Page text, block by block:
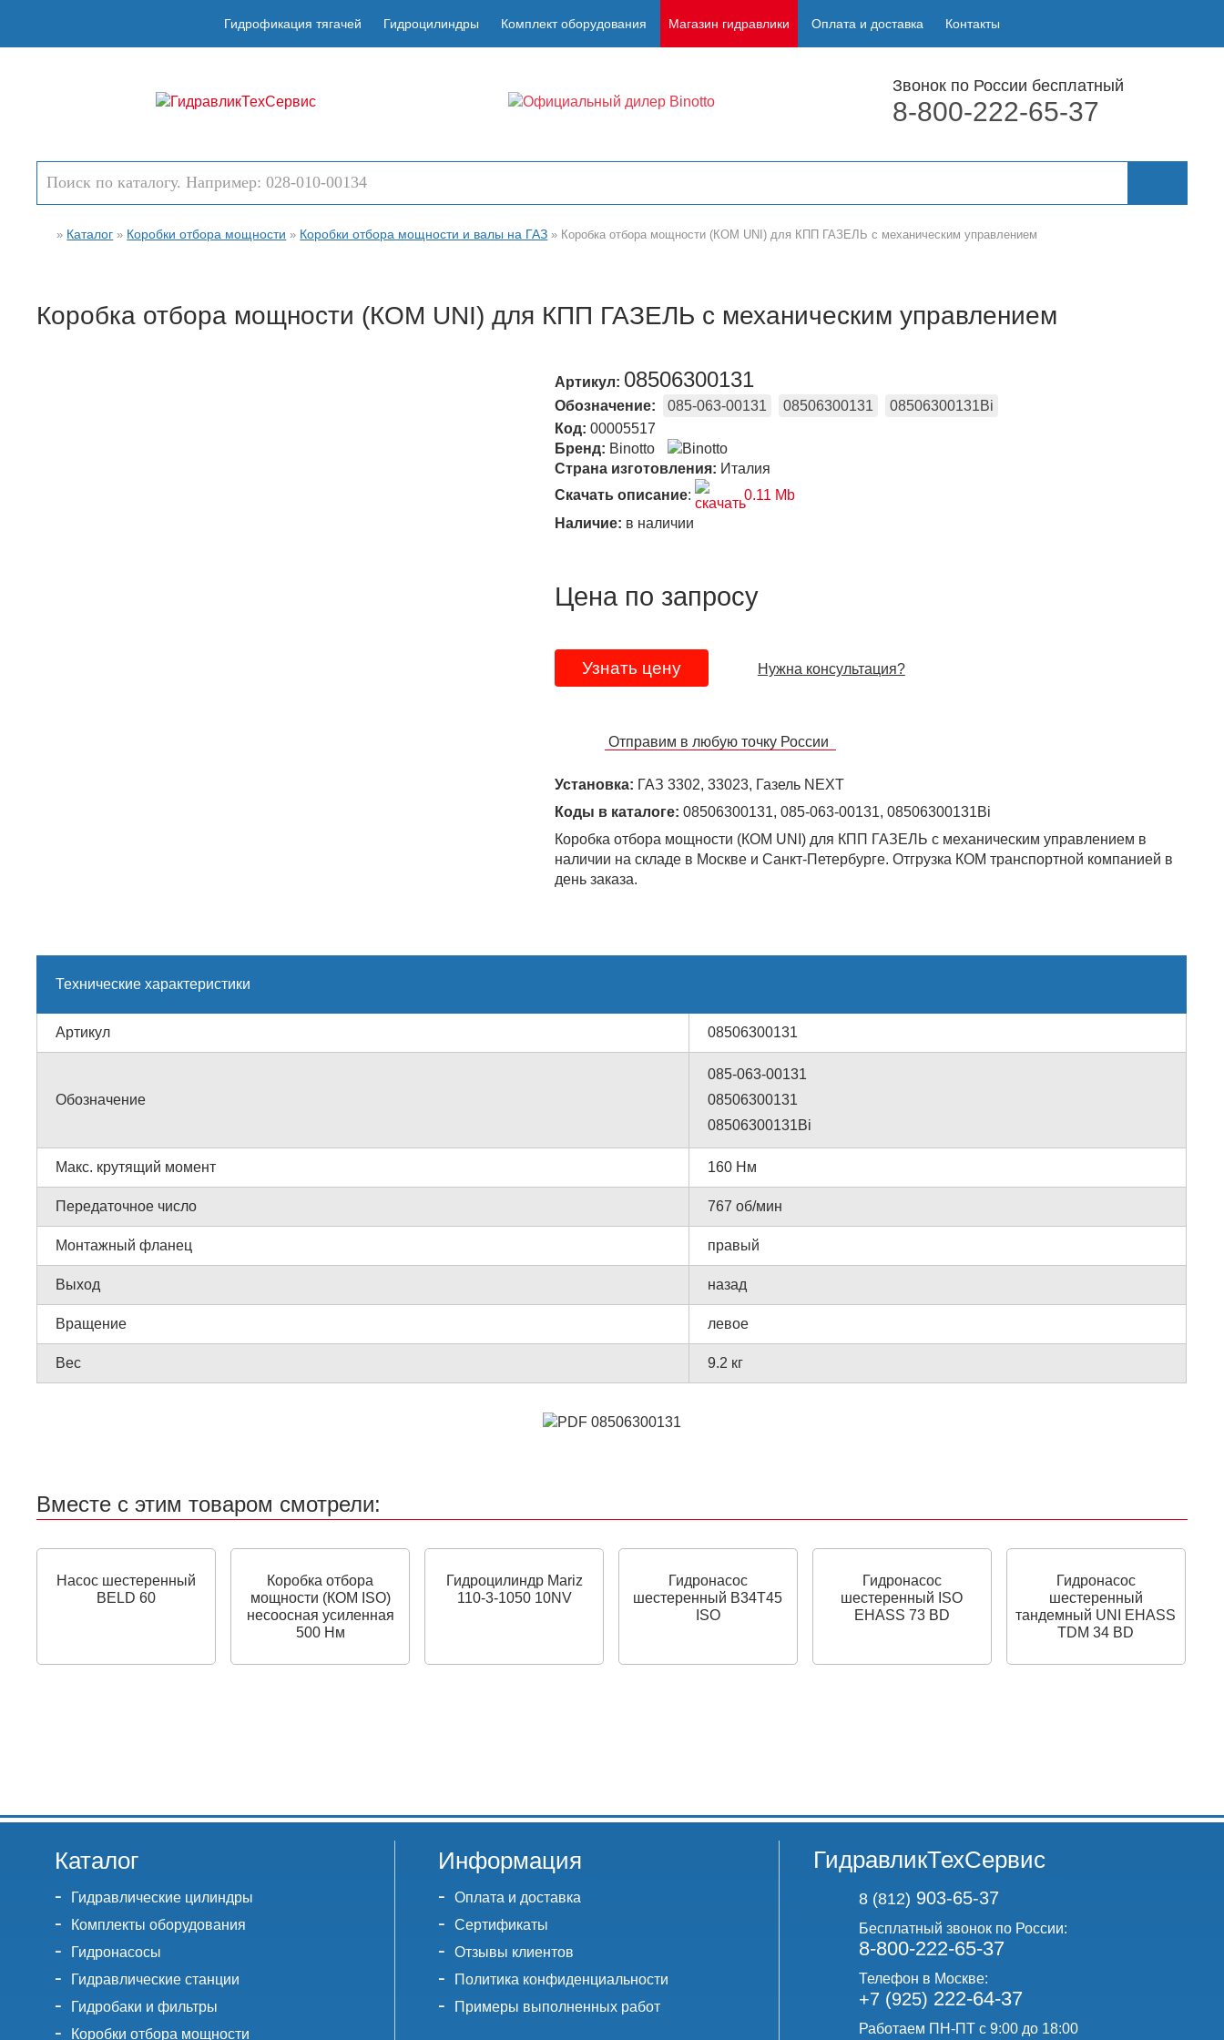
Гидрофикация тягачей Гидроцилиндры Комплект оборудования Магазин гидравлики Оплата и доставка Контакты
Звонок по России бесплатный
8-800-222-65-37
» Каталог » Коробки отбора мощности » Коробки отбора мощности и валы на ГАЗ » Коробка отбора мощности (КОМ UNI) для КПП ГАЗЕЛЬ с механическим управлением
Коробка отбора мощности (КОМ UNI) для КПП ГАЗЕЛЬ с механическим управлением
Артикул: 08506300131
Обозначение: 085-063-00131 08506300131
08506300131Bi
Код: 00005517
Бренд: Binotto
Страна изготовления: Италия
Скачать описание:
0.11 Mb
Наличие: в наличии
Цена по запросу
Узнать цену Нужна консультация?
Отправим в любую точку России
Установка: ГАЗ 3302, 33023, Газель NEXT
Коды в каталоге: 08506300131, 085-063-00131, 08506300131Bi
Коробка отбора мощности (КОМ UNI) для КПП ГАЗЕЛЬ с механическим управлением в
наличии на складе в Москве и Санкт-Петербурге. Отгрузка КОМ транспортной компанией в
день заказа.
Технические характеристики
Артикул 08506300131
Обозначение
085-063-00131
08506300131
08506300131Bi
Макс. крутящий момент 160 Нм
Передаточное число 767 об/мин
Монтажный фланец правый
Выход назад
Вращение левое
Вес 9.2 кг
Вместе с этим товаром смотрели:
Насос шестеренный
BELD 60
Коробка отбора
мощности (КОМ ISO)
несоосная усиленная
500 Нм
Гидроцилиндр Mariz
110-3-1050 10NV
Гидронасос
шестеренный B34T45
ISO
Гидронасос
шестеренный ISO
EHASS 73 BD
Гидронасос
шестеренный
тандемный UNI EHASS
TDM 34 BD
Каталог
Гидравлические цилиндры
Комплекты оборудования
Гидронасосы
Гидравлические станции
Гидробаки и фильтры
Коробки отбора мощности
Информация
Оплата и доставка
Сертификаты
Отзывы клиентов
Политика конфиденциальности
Примеры выполненных работ
ГидравликТехСервис
8 (812) 903-65-37
Бесплатный звонок по России:
8-800-222-65-37
Телефон в Москве:
+7 (925) 222-64-37
Работаем ПН-ПТ с 9:00 до 18:00